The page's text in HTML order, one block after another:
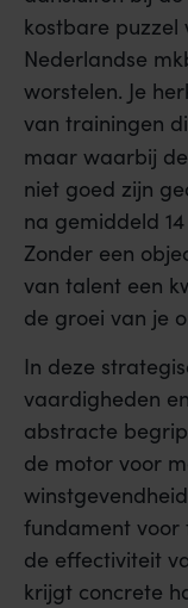
kostbare puzzel
Nederlandse
worstelen. Je
van trainingen
maar waarbij
niet goed zijn
na gemiddeld
Zonder een
van talent een
de groei van je
In deze
vaardigheden
abstracte
de motor voor
fundament voor
de effectiviteit
krijgt concrete